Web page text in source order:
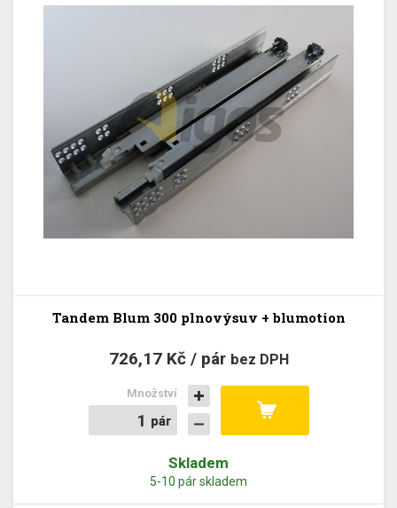
Tandem Blum 300 plnovýsuv + blumotion
726,17 Kč / pár bez DPH
pár
pár
Množství
Skladem
5-10 pár skladem